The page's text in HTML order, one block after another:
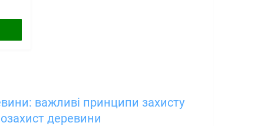
важливі принципи захисту
деревини